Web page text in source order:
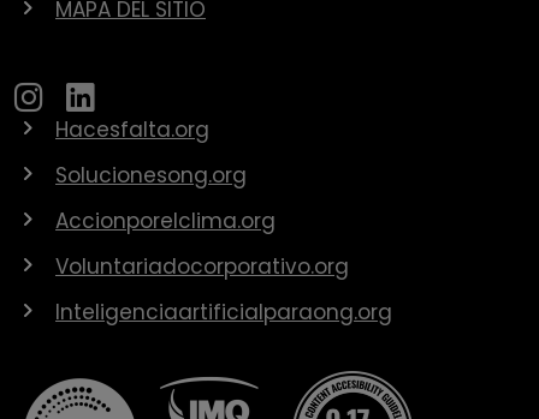
MAPA DEL SITIO
Hacesfalta.org
Solucionesong.org
Accionporelclima.org
Voluntariadocorporativo.org
Inteligenciaartificialparaong.org